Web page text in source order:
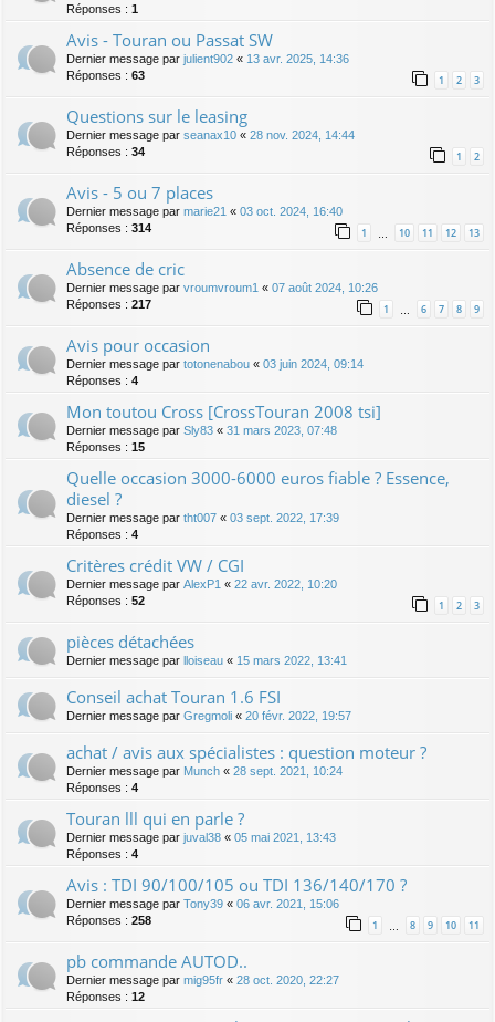
Réponses : 1
Avis - Touran ou Passat SW
Dernier message par julient902 « 13 avr. 2025, 14:36
Réponses : 63 1 2 3
Questions sur le leasing
Dernier message par seanax10 « 28 nov. 2024, 14:44
Réponses : 34 1 2
Avis - 5 ou 7 places
Dernier message par marie21 « 03 oct. 2024, 16:40
Réponses : 314 1 … 10 11 12 13
Absence de cric
Dernier message par vroumvroum1 « 07 août 2024, 10:26
Réponses : 217 1 … 6 7 8 9
Avis pour occasion
Dernier message par totonenabou « 03 juin 2024, 09:14
Réponses : 4
Mon toutou Cross [CrossTouran 2008 tsi]
Dernier message par Sly83 « 31 mars 2023, 07:48
Réponses : 15
Quelle occasion 3000-6000 euros fiable ? Essence,
diesel ?
Dernier message par tht007 « 03 sept. 2022, 17:39
Réponses : 4
Critères crédit VW / CGI
Dernier message par AlexP1 « 22 avr. 2022, 10:20
Réponses : 52 1 2 3
pièces détachées
Dernier message par lloiseau « 15 mars 2022, 13:41
Conseil achat Touran 1.6 FSI
Dernier message par Gregmoli « 20 févr. 2022, 19:57
achat / avis aux spécialistes : question moteur ?
Dernier message par Munch « 28 sept. 2021, 10:24
Réponses : 4
Touran lll qui en parle ?
Dernier message par juval38 « 05 mai 2021, 13:43
Réponses : 4
Avis : TDI 90/100/105 ou TDI 136/140/170 ?
Dernier message par Tony39 « 06 avr. 2021, 15:06
Réponses : 258 1 … 8 9 10 11
pb commande AUTOD..
Dernier message par mig95fr « 28 oct. 2020, 22:27
Réponses : 12